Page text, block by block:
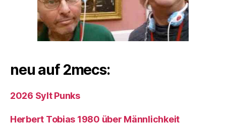
neu auf 2mecs:
2026 Sylt Punks
Herbert Tobias 1980 über Männlichkeit